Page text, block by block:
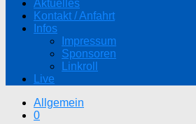
Aktuelles
Kontakt / Anfahrt
Infos
Impressum
Sponsoren
Linkroll
Live
Allgemein
0